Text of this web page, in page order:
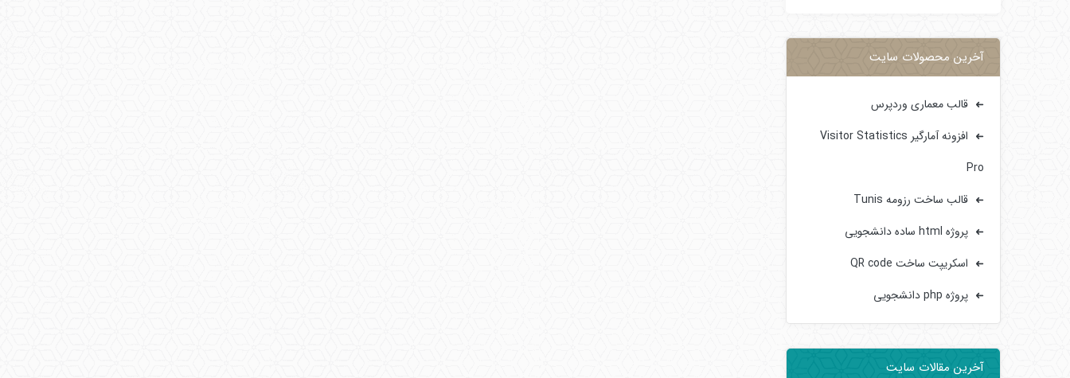
آخرین محصولات سایت
قالب معماری وردپرس
افزونه آمارگیر Visitor Statistics
Pro
قالب ساخت رزومه Tunis
پروژه html ساده دانشجویی
اسکریپت ساخت QR code
پروژه php دانشجویی
آخرین مقالات سایت